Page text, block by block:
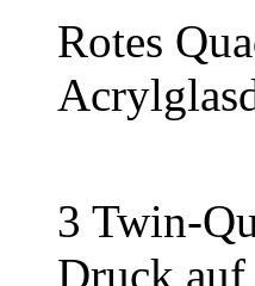
Rotes
3 Twin-
Druck